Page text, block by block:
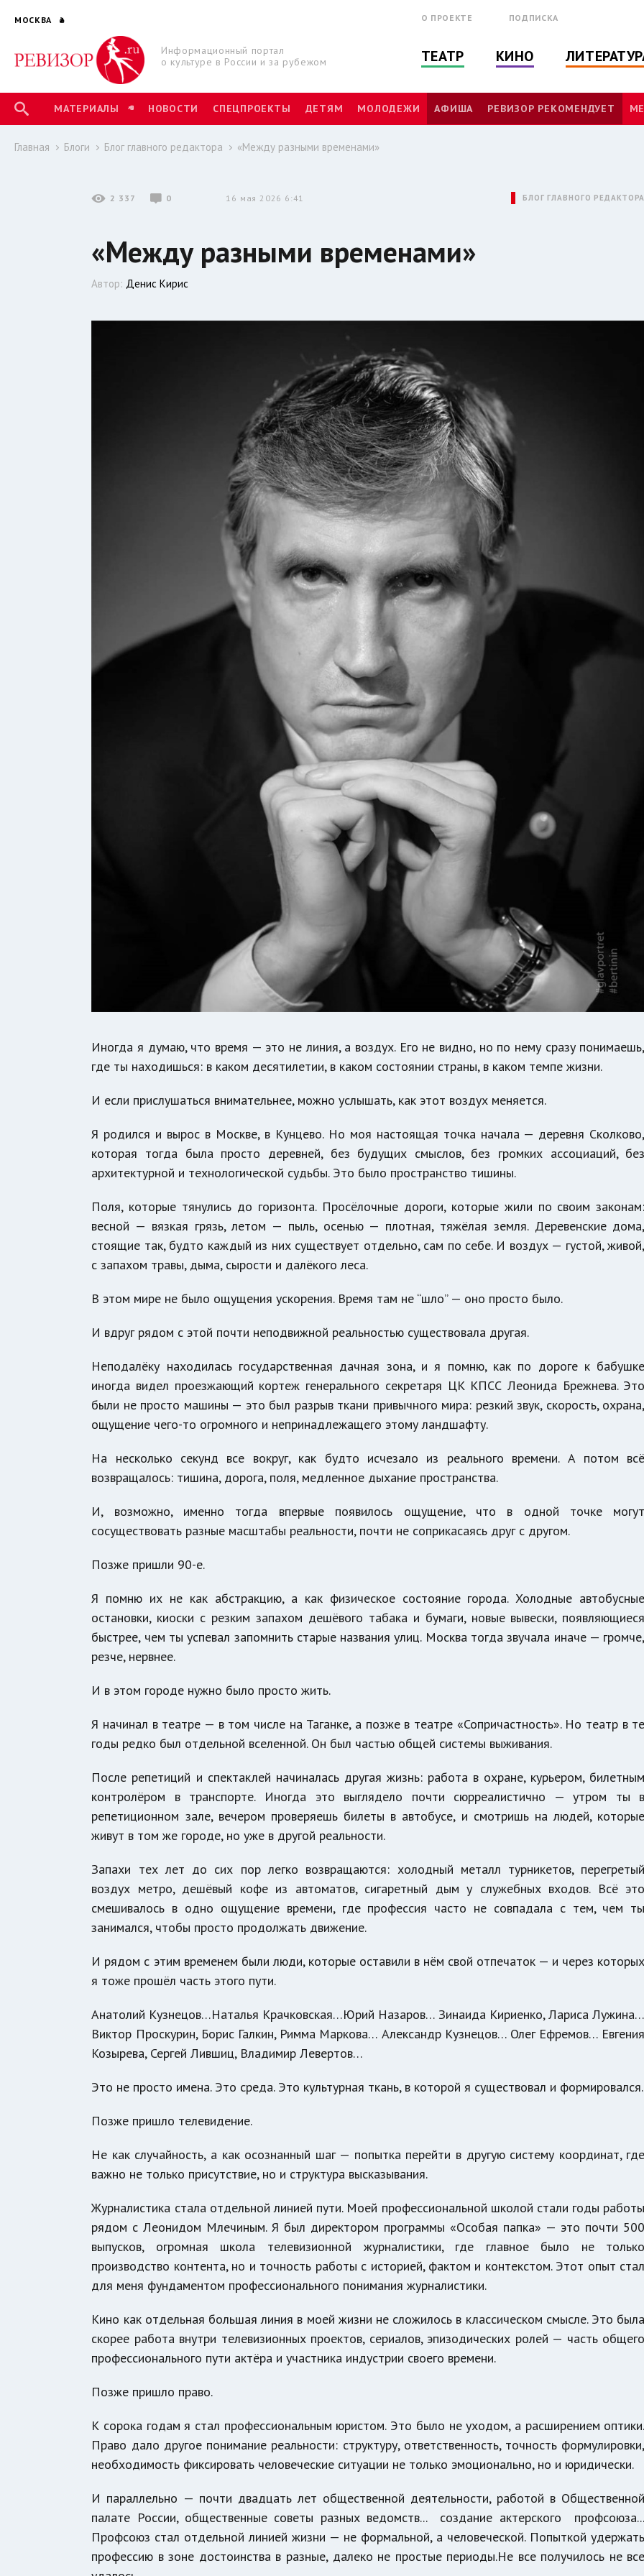
МОСКВА
Информационный портал
о культуре в России и за рубежом
О ПРОЕКТЕ ПОДПИСКА
ТЕАТР КИНО
МАТЕРИАЛЫ НОВОСТИ СПЕЦПРОЕКТЫ ДЕТЯМ МОЛОДЕЖИ АФИША РЕВИЗОР РЕКОМЕНДУЕТ
Главная Блоги Блог главного редактора «Между разными временами»
2 337 0 16 мая 2026 6:41 БЛОГ ГЛАВНОГО РЕДАКТОРА
«Между разными временами»
Автор: Денис Кирис
Иногда я думаю, что время — это не линия, а воздух. Его не видно, но по нему сразу понимаешь,
где ты находишься: в каком десятилетии, в каком состоянии страны, в каком темпе жизни.
И если прислушаться внимательнее, можно услышать, как этот воздух меняется.
Я родился и вырос в Москве, в Кунцево. Но моя настоящая точка начала — деревня Сколково,
которая тогда была просто деревней, без будущих смыслов, без громких ассоциаций, без
архитектурной и технологической судьбы. Это было пространство тишины.
Поля, которые тянулись до горизонта. Просёлочные дороги, которые жили по своим законам:
весной — вязкая грязь, летом — пыль, осенью — плотная, тяжёлая земля. Деревенские дома,
стоящие так, будто каждый из них существует отдельно, сам по себе. И воздух — густой, живой,
с запахом травы, дыма, сырости и далёкого леса.
В этом мире не было ощущения ускорения. Время там не “шло” — оно просто было.
И вдруг рядом с этой почти неподвижной реальностью существовала другая.
Неподалёку находилась государственная дачная зона, и я помню, как по дороге к бабушке
иногда видел проезжающий кортеж генерального секретаря ЦК КПСС Леонида Брежнева. Это
были не просто машины — это был разрыв ткани привычного мира: резкий звук, скорость, охрана,
ощущение чего-то огромного и непринадлежащего этому ландшафту.
На несколько секунд все вокруг, как будто исчезало из реального времени. А потом всё
возвращалось: тишина, дорога, поля, медленное дыхание пространства.
И, возможно, именно тогда впервые появилось ощущение, что в одной точке могут
сосуществовать разные масштабы реальности, почти не соприкасаясь друг с другом.
Позже пришли 90-е.
Я помню их не как абстракцию, а как физическое состояние города. Холодные автобусные
остановки, киоски с резким запахом дешёвого табака и бумаги, новые вывески, появляющиеся
быстрее, чем ты успевал запомнить старые названия улиц. Москва тогда звучала иначе — громче,
резче, нервнее.
И в этом городе нужно было просто жить.
Я начинал в театре — в том числе на Таганке, а позже в театре «Сопричастность». Но театр в те
годы редко был отдельной вселенной. Он был частью общей системы выживания.
После репетиций и спектаклей начиналась другая жизнь: работа в охране, курьером, билетным
контролёром в транспорте. Иногда это выглядело почти сюрреалистично — утром ты в
репетиционном зале, вечером проверяешь билеты в автобусе, и смотришь на людей, которые
живут в том же городе, но уже в другой реальности.
Запахи тех лет до сих пор легко возвращаются: холодный металл турникетов, перегретый
воздух метро, дешёвый кофе из автоматов, сигаретный дым у служебных входов. Всё это
смешивалось в одно ощущение времени, где профессия часто не совпадала с тем, чем ты
занимался, чтобы просто продолжать движение.
И рядом с этим временем были люди, которые оставили в нём свой отпечаток — и через которых
я тоже прошёл часть этого пути.
Анатолий Кузнецов…Наталья Крачковская…Юрий Назаров… Зинаида Кириенко, Лариса Лужина…
Виктор Проскурин, Борис Галкин, Римма Маркова… Александр Кузнецов… Олег Ефремов… Евгения
Козырева, Сергей Лившиц, Владимир Левертов…
Это не просто имена. Это среда. Это культурная ткань, в которой я существовал и формировался.
Позже пришло телевидение.
Не как случайность, а как осознанный шаг — попытка перейти в другую систему координат, где
важно не только присутствие, но и структура высказывания.
Журналистика стала отдельной линией пути. Моей профессиональной школой стали годы работы
рядом с Леонидом Млечиным. Я был директором программы «Особая папка» — это почти 500
выпусков, огромная школа телевизионной журналистики, где главное было не только
производство контента, но и точность работы с историей, фактом и контекстом. Этот опыт стал
для меня фундаментом профессионального понимания журналистики.
Кино как отдельная большая линия в моей жизни не сложилось в классическом смысле. Это была
скорее работа внутри телевизионных проектов, сериалов, эпизодических ролей — часть общего
профессионального пути актёра и участника индустрии своего времени.
Позже пришло право.
К сорока годам я стал профессиональным юристом. Это было не уходом, а расширением оптики.
Право дало другое понимание реальности: структуру, ответственность, точность формулировки,
необходимость фиксировать человеческие ситуации не только эмоционально, но и юридически.
И параллельно — почти двадцать лет общественной деятельности, работой в Общественной
палате России, общественные советы разных ведомств... создание актерского профсоюза...
Профсоюз стал отдельной линией жизни — не формальной, а человеческой. Попыткой удержать
профессию в зоне достоинства в разные, далеко не простые периоды.Не все получилось не все